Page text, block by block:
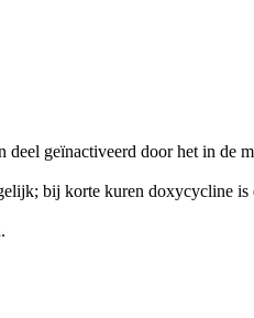
geïnactiveerd door het in de
bij korte kuren doxycycline